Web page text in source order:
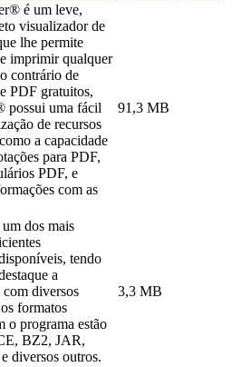
é um leve,
visualizador de
lhe permite
imprimir qualquer
contrário de
PDF gratuitos,
possui uma fácil
de recursos
a capacidade
para PDF,
PDF, e
com as
91,3 MB
dos mais
tendo
a
diversos
formatos
o programa estão
BZ2, JAR,
diversos outros.
3,3 MB